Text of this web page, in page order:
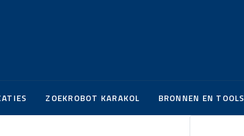
ZOEKROBOT KARAKOL BRONNEN EN TOOLS